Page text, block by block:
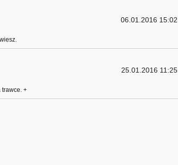
06.01.2016 15:02
25.01.2016 11:25
trawce. +